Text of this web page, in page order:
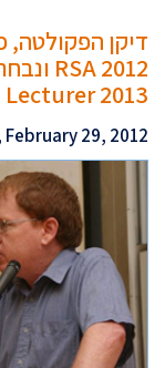
דיקן הפקולטה,
Lecturer 2013
29, 2012